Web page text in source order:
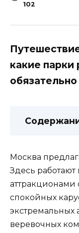
102
какие парки
Москва
Здесь
аттракционами
спокойных
экстремальных
веревочных